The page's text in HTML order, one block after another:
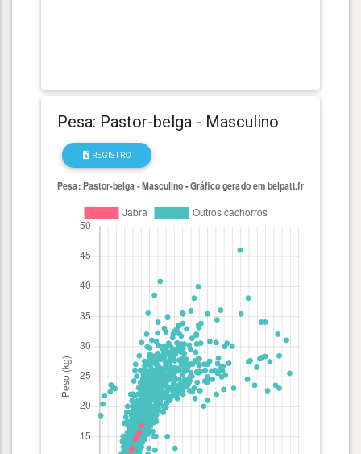
Pesa: Pastor-belga - Masculino
REGISTRO